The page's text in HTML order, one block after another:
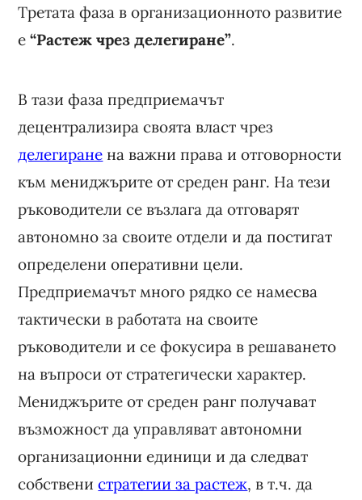
Третата фаза в организационното развитие
е“Растеж чрез делегиране”.
В тази фаза предприемачът
децентрализира своята власт чрез
делегиране на важни права и отговорности
към мениджърите от среден ранг. На тези
ръководители се възлага да отговарят
автономно за своите отдели и да постигат
определени оперативни цели.
Предприемачът много рядко се намесва
тактически в работата на своите
ръководители и се фокусира в решаването
на въпроси от стратегически характер.
Мениджърите от среден ранг получават
възможност да управляват автономни
организационни единици и да следват
собственистратегии за растеж, в т.ч. да